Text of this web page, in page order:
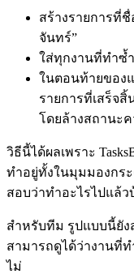
สร้างรายการที่
จันทร์”
ใส่ทุกงานที่ทำซ้
ในตอนท้ายของ
รายการที่เสร็จ
โดยล้างสถานะค
วิธีนี้ได้ผลเพราะ
ทำอยู่ทั้งในมุมมองกร
สอบว่าทำอะไรไปแล้ว
สำหรับทีม รูปแบบนี้ยัง
สามารถดูได้ว่างานที่
ไม่